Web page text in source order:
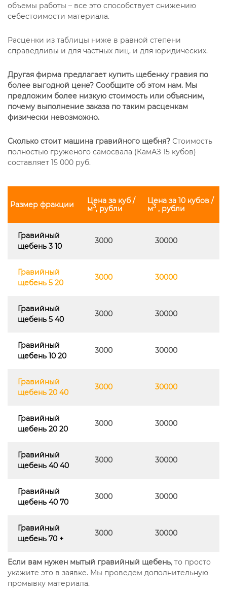
объемы работы – все это способствует снижению
себестоимости материала.
Расценки из таблицы ниже в равной степени
справедливы и для частных лиц, и для юридических.
Другая фирма предлагает купить щебенку гравия по
более выгодной цене? Сообщите об этом нам. Мы
предложим более низкую стоимость или объясним,
почему выполнение заказа по таким расценкам
физически невозможно.
Сколько стоит машина гравийного щебня? Стоимость
полностью груженого самосвала (КамАЗ 15 кубов)
составляет 15 000 руб.
Размер фракции
Цена за куб /
м3, рубли
Цена за 10 кубов /
м3 , рубли
Гравийный
щебень 3 10
3000 30000
Гравийный
щебень 5 20
3000 30000
Гравийный
щебень 5 40
3000 30000
Гравийный
щебень 10 20
3000 30000
Гравийный
щебень 20 40
3000 30000
Гравийный
щебень 20 20
3000 30000
Гравийный
щебень 40 40
3000 30000
Гравийный
щебень 40 70
3000 30000
Гравийный
щебень 70 +
3000 30000
Если вам нужен мытый гравийный щебень, то просто
укажите это в заявке. Мы проведем дополнительную
промывку материала.